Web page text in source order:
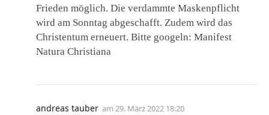
Frieden möglich. Die verdammte Maskenpflicht
wird am Sonntag abgeschafft. Zudem wird das
Christentum erneuert. Bitte googeln: Manifest
Natura Christiana
andreas tauber am 29. März 2022 18:20